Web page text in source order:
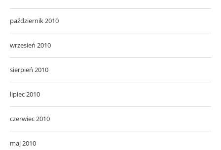
październik 2010
wrzesień 2010
sierpień 2010
lipiec 2010
czerwiec 2010
maj 2010